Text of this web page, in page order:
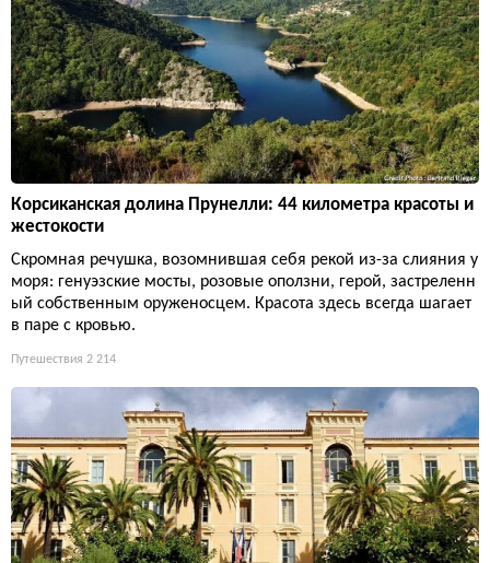
Корсиканская долина Прунелли: 44 километра красоты и
жестокости
Скромная речушка, возомнившая себя рекой из-за слияния у
моря: генуэзские мосты, розовые оползни, герой, застреленн
ый собственным оруженосцем. Красота здесь всегда шагает
в паре с кровью.
Путешествия 2 214